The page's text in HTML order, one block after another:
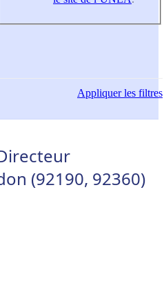
Appliquerles filtres
(92190, 92360)